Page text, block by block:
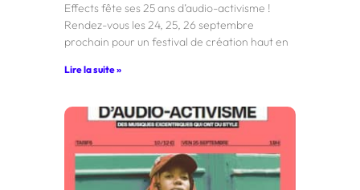
Effects fête ses 25 ans d’audio-activisme !
Rendez-vous les 24, 25, 26 septembre
prochain pour un festival de création haut en
Lire la suite »